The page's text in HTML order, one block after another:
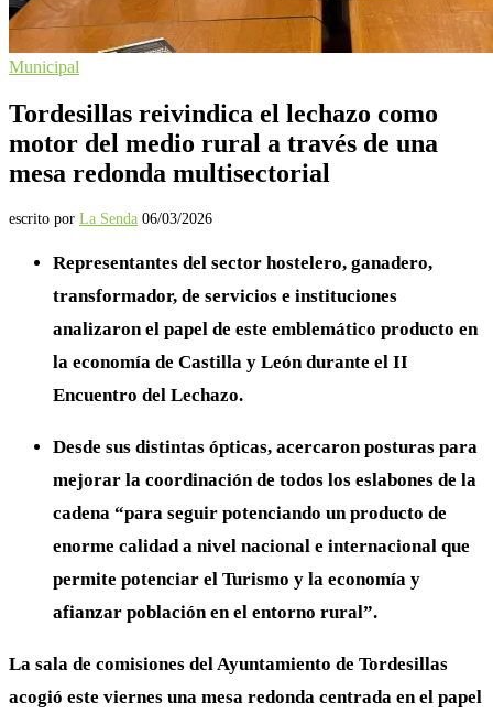
Municipal
Tordesillas reivindica el lechazo como
motor del medio rural a través de una
mesa redonda multisectorial
escrito por La Senda 06/03/2026
Representantes del sector hostelero, ganadero,
transformador, de servicios e instituciones
analizaron el papel de este emblemático producto en
la economía de Castilla y León durante el II
Encuentro del Lechazo.
Desde sus distintas ópticas, acercaron posturas para
mejorar la coordinación de todos los eslabones de la
cadena “para seguir potenciando un producto de
enorme calidad a nivel nacional e internacional que
permite potenciar el Turismo y la economía y
afianzar población en el entorno rural”.
La sala de comisiones del Ayuntamiento de Tordesillas
acogió este viernes una mesa redonda centrada en el papel